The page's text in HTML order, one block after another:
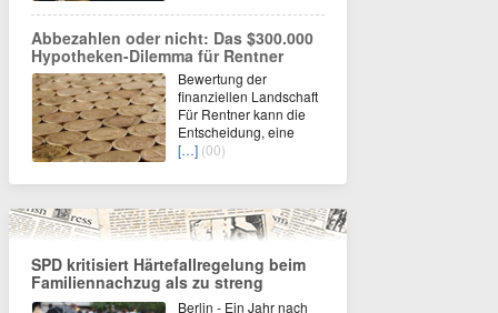
Abbezahlen oder nicht: Das $300.000
Hypotheken-Dilemma für Rentner
Bewertung der
finanziellen Landschaft
Für Rentner kann die
Entscheidung, eine
[…] (00)
SPD kritisiert Härtefallregelung beim
Familiennachzug als zu streng
Berlin - Ein Jahr nach